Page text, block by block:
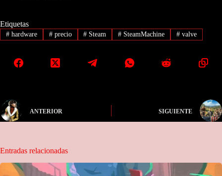
Etiquetas
#hardware #precio # Steam # SteamMachine # valve
ANTERIOR SIGUIENTE
Entradas relacionadas